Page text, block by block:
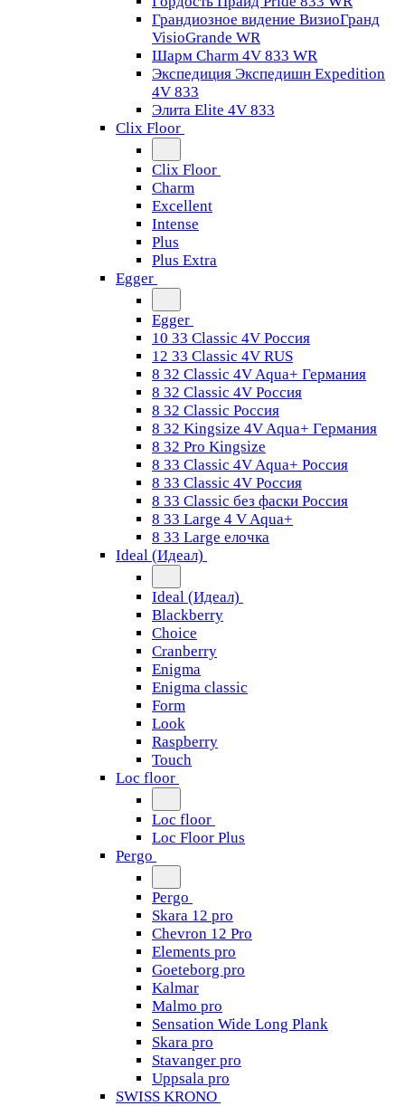
Грандиозное видение ВизиоГранд
VisioGrande WR
Шарм Charm 4V 833 WR
Экспедиция Экспедишн Expedition
4V 833
Элита Elite 4V 833
Clix Floor
Clix Floor
Charm
Excellent
Intense
Plus
Plus Extra
Egger
Egger
10 33 Classic 4V Россия
12 33 Classic 4V RUS
8 32 Classic 4V Aqua+ Германия
8 32 Classic 4V Россия
8 32 Classic Россия
8 32 Kingsize 4V Aqua+ Германия
8 32 Pro Kingsize
8 33 Classic 4V Aqua+ Россия
8 33 Classic 4V Россия
8 33 Classic без фаски Россия
8 33 Large 4 V Aqua+
8 33 Large елочка
Ideal (Идеал)
Ideal (Идеал)
Blackberry
Choice
Cranberry
Enigma
Enigma classic
Form
Look
Raspberry
Touch
Loc floor
Loc floor
Loc Floor Plus
Pergo
Pergo
Skara 12 pro
Chevron 12 Pro
Elements pro
Goeteborg pro
Kalmar
Malmo pro
Sensation Wide Long Plank
Skara pro
Stavanger pro
Uppsala pro
SWISS KRONO